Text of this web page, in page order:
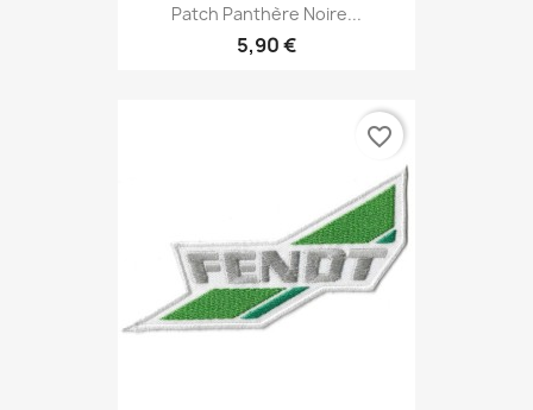
Patch Panthère Noire...
5,90 €
favorite_border